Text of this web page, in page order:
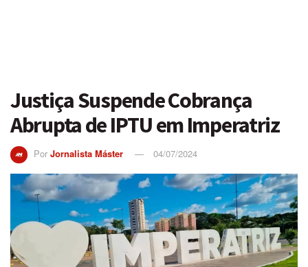
Justiça Suspende Cobrança
Abrupta de IPTU em Imperatriz
Por Jornalista Máster 04/07/2024